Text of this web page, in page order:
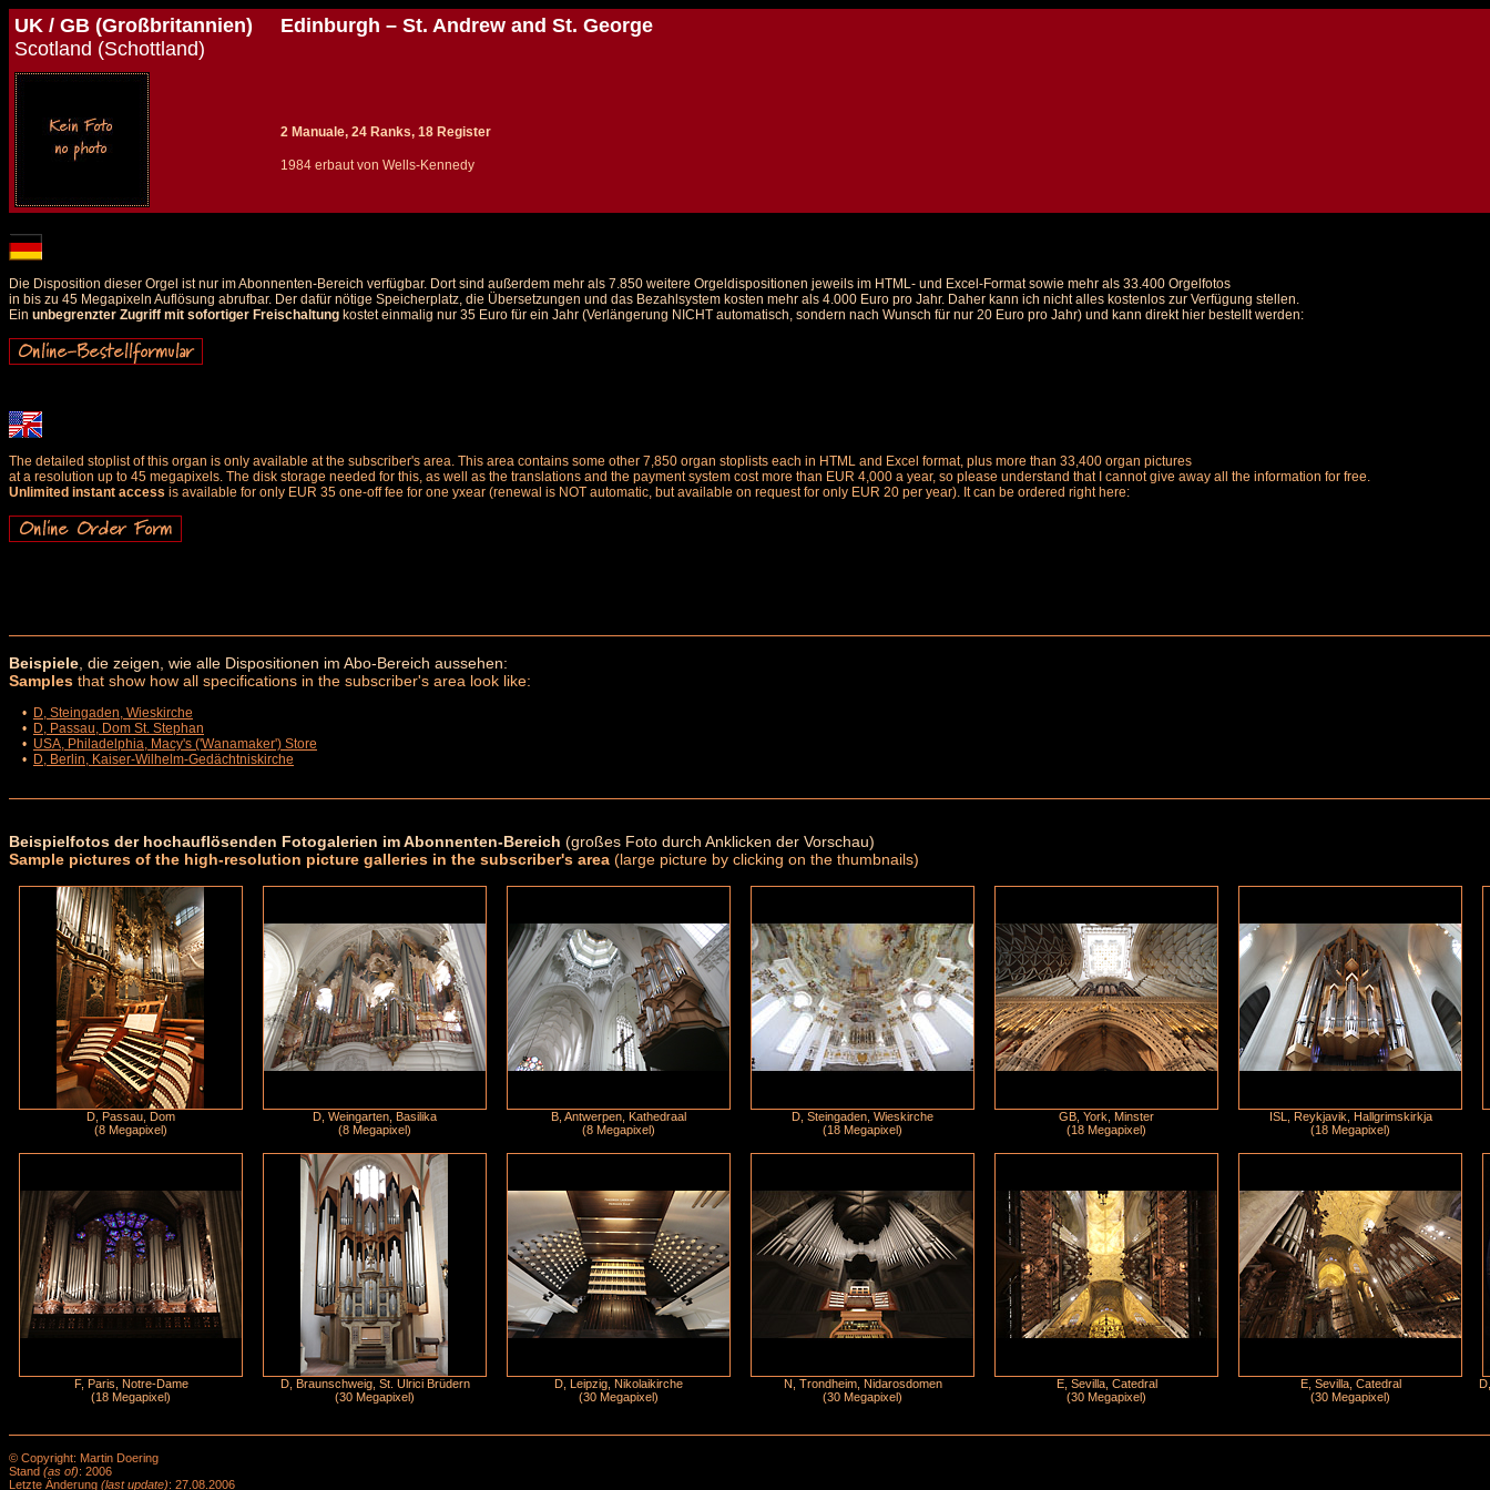
UK / GB (Großbritannien)
Scotland (Schottland)
Edinburgh – St. Andrew and St. George
2 Manuale, 24 Ranks, 18 Register
1984 erbaut von Wells-Kennedy
Die Disposition dieser Orgel ist nur im Abonnenten-Bereich verfügbar. Dort sind außerdem mehr als 7.850 weitere Orgeldispositionen jeweils im HTML- und Excel-Format sowie mehr als 33.400 Orgelfotos
in bis zu 45 Megapixeln Auflösung abrufbar. Der dafür nötige Speicherplatz, die Übersetzungen und das Bezahlsystem kosten mehr als 4.000 Euro pro Jahr. Daher kann ich nicht alles kostenlos zur Verfügung stellen.
Ein unbegrenzter Zugriff mit sofortiger Freischaltung kostet einmalig nur 35 Euro für ein Jahr (Verlängerung NICHT automatisch, sondern nach Wunsch für nur 20 Euro pro Jahr) und kann direkt hier bestellt werden:
The detailed stoplist of this organ is only available at the subscriber's area. This area contains some other 7,850 organ stoplists each in HTML and Excel format, plus more than 33,400 organ pictures
at a resolution up to 45 megapixels. The disk storage needed for this, as well as the translations and the payment system cost more than EUR 4,000 a year, so please understand that I cannot give away all the information for free.
Unlimited instant access is available for only EUR 35 one-off fee for one yxear (renewal is NOT automatic, but available on request for only EUR 20 per year). It can be ordered right here:
Beispiele , die zeigen, wie alle Dispositionen im Abo-Bereich aussehen:
Samples that show how all specifications in the subscriber's area look like:
• D, Steingaden, Wieskirche
• D, Passau, Dom St. Stephan
• USA, Philadelphia, Macy's ('Wanamaker') Store
• D, Berlin, Kaiser-Wilhelm-Gedächtniskirche
Beispielfotos der hochauflösenden Fotogalerien im Abonnenten-Bereich (großes Foto durch Anklicken der Vorschau)
Sample pictures of the high-resolution picture galleries in the subscriber's area (large picture by clicking on the thumbnails)
D, Passau, Dom
(8 Megapixel)
D, Weingarten, Basilika
(8 Megapixel)
B, Antwerpen, Kathedraal
(8 Megapixel)
D, Steingaden, Wieskirche
(18 Megapixel)
GB, York, Minster
(18 Megapixel)
ISL, Reykjavik, Hallgrimskirkja
(18 Megapixel)
F, Paris, Notre-Dame
(18 Megapixel)
D, Braunschweig, St. Ulrici Brüdern
(30 Megapixel)
D, Leipzig, Nikolaikirche
(30 Megapixel)
N, Trondheim, Nidarosdomen
(30 Megapixel)
E, Sevilla, Catedral
(30 Megapixel)
E, Sevilla, Catedral
(30 Megapixel)
© Copyright: Martin Doering
Stand (as of): 2006
Letzte Änderung (last update): 27.08.2006